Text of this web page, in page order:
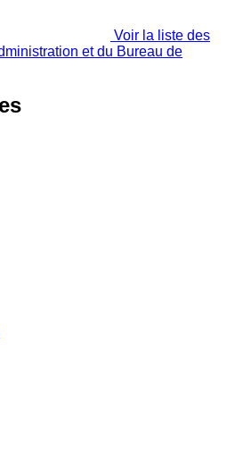
Voir la liste des
et du Bureau de